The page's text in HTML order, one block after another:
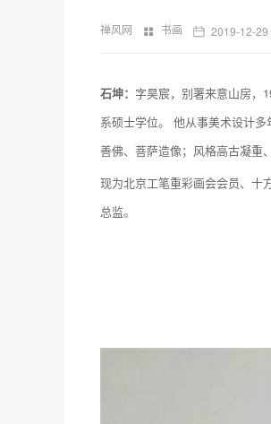
禅风网 书画 2019-12-29
石坤： 字昊宸，别署来意山房，
系硕士学位。 他从事美术设计
善佛、菩萨造像；风格高古凝重
现为北京工笔重彩画会会员、十
总监。